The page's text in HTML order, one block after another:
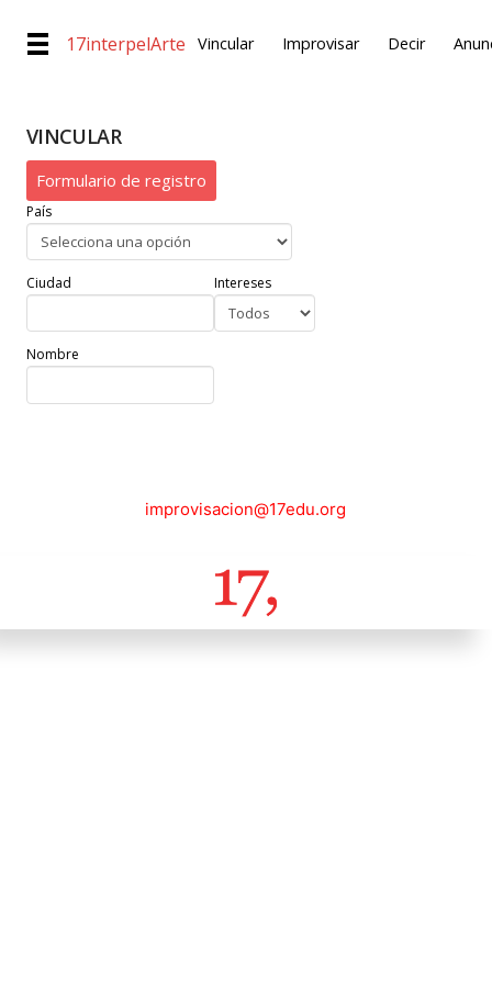
17interpelArte Vincular Improvisar Decir
VINCULAR
Formulario de registro
País
Ciudad Intereses
Nombre
improvisacion@17edu.org